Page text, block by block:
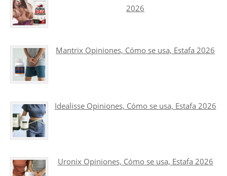
2026
Mantrix Opiniones, Cómo se usa, Estafa 2026
Idealisse Opiniones, Cómo se usa, Estafa 2026
Uronix Opiniones, Cómo se usa, Estafa 2026